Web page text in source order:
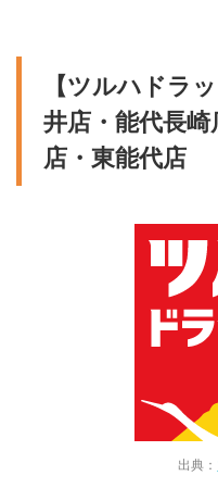
【ツルハドラ
井店・能代長
店・東能代店
出典：